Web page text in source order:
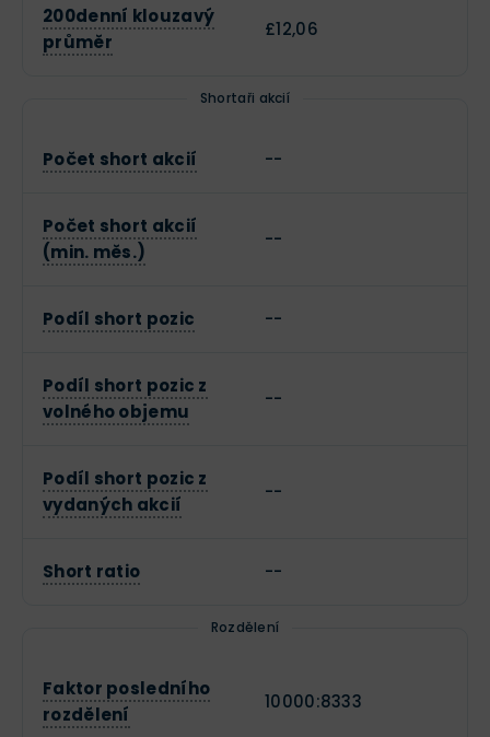
200denní klouzavý
průměr
£12,06
Shortaři akcií
Počet short akcií --
Počet short akcií
(min. měs.)
--
Podíl short pozic --
Podíl short pozic z
volného objemu
--
Podíl short pozic z
vydaných akcií
--
Short ratio --
Rozdělení
Faktor posledního
rozdělení
10000:8333